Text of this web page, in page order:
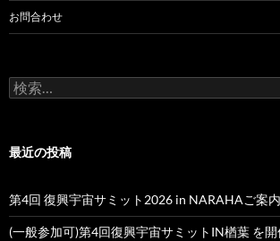
お問合わせ
検
索:
最近の投稿
第4回 復興宇宙サミット2026 in NARAHAご案内
(一般参加可)第4回復興宇宙サミットIN楢葉 を